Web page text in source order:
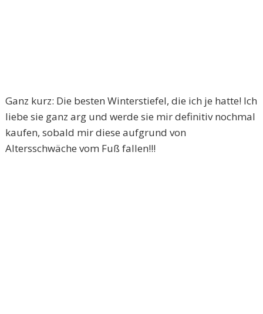
Ganz kurz: Die besten Winterstiefel, die ich je hatte! Ich
liebe sie ganz arg und werde sie mir definitiv nochmal
kaufen, sobald mir diese aufgrund von
Altersschwäche vom Fuß fallen!!!